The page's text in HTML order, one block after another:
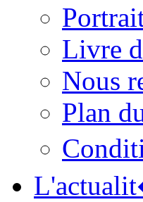
Livre
Nous
Plan